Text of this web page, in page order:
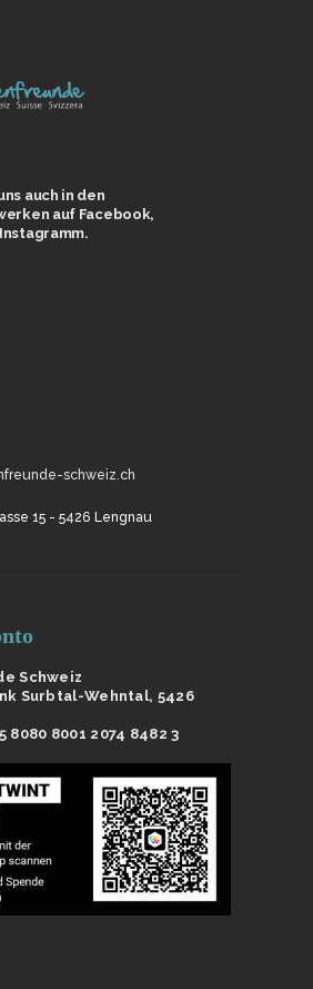
auch in den
auf Facebook,
schweiz.ch
15 - 5426 Lengnau
Schweiz
Surbtal-Wehntal, 5426
8080 8001 2074 8482 3